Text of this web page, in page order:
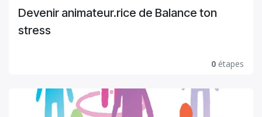
Devenir animateur.rice de Balance ton
stress
0 étapes